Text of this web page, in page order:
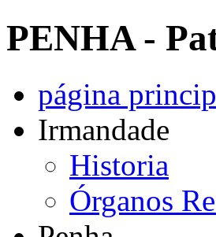
PENHA -
página
Irmandade
Historia
Órganos